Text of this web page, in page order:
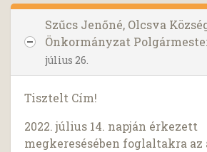
Szűcs Jenőné, Olcsva
Önkormányzat
július 26.
Tisztelt Cím!
2022. július 14. napján érkezett
megkeresésében foglaltakra az